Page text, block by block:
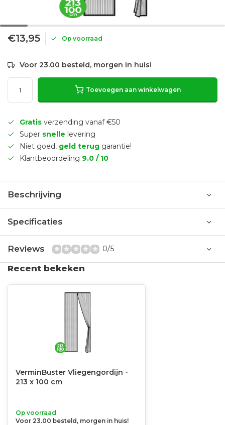
€13,95 Op voorraad
Voor 23.00 besteld, morgen in huis!
Toevoegen aan winkelwagen
Gratis verzending vanaf €50
Super snelle levering
Niet goed, geld terug garantie!
Klantbeoordeling 9.0 / 10
Beschrijving
Specificaties
Reviews 0/5
Recent bekeken
VerminBuster Vliegengordijn -
213 x 100 cm
Op voorraad
Voor 23.00 besteld, morgen in huis!